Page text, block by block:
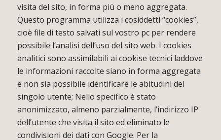
visita del sito, in forma più o meno aggregata.
Questo programma utilizza i cosiddetti “cookies”,
cioè file di testo salvati sul vostro pc per rendere
possibile l’analisi dell’uso del sito web. I cookies
analitici sono assimilabili ai cookise tecnici laddove
le informazioni raccolte siano in forma aggregata
e non sia possibile identificare le abitudini del
singolo utente; Nello specifico é stato
anonimizzato, almeno parzialmente, l’indirizzo IP
dell’utente che visita il sito ed eliminato le
condivisioni dei dati con Google. Per la